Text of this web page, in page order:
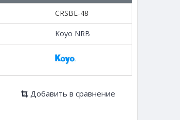
CRSBE-48
Koyo NRB
Добавить в сравнение